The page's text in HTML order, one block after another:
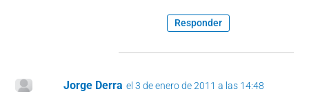
Responder
Jorge Derra el 3 de enero de 2011 a las 14:48